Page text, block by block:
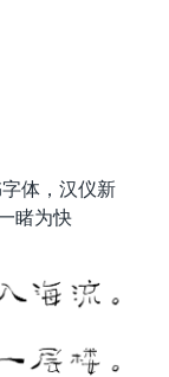
体，汉仪新
睹为快